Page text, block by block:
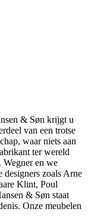
& Søn krijgt u
van een trotse
waar niets aan
ter wereld
Wegner en we
designers zoals Arne
Klint, Poul
& Søn staat
Onze meubelen